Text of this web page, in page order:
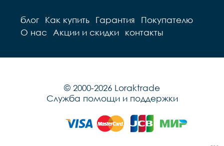
блог Как купить Гарантия
Покупателю
О нас
Акции и скидки контакты
© 2000-2026 Loraktrade
Служба помощи и поддержки